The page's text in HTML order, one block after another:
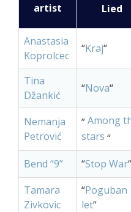
artist Lied
Anastasia
Koprolcec
“Kraj“
Tina
Džankić
“Nova“
Nemanja
Petrović
”Among
stars “
Bend “9” “Stop War“
Tamara
Zivkovic
“Poguban
let“